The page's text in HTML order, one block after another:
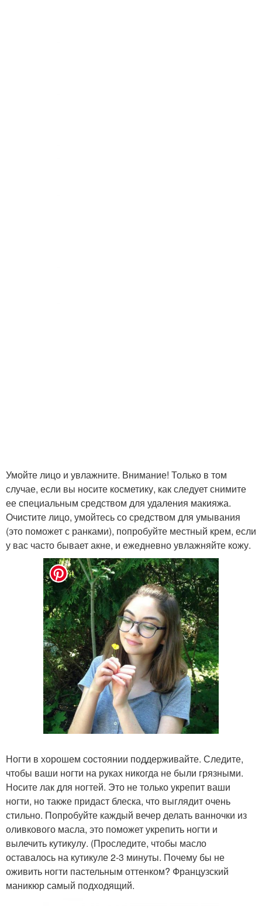
Умойте лицо и увлажните. Внимание! Только в том
случае, если вы носите косметику, как следует снимите
ее специальным средством для удаления макияжа.
Очистите лицо, умойтесь со средством для умывания
(это поможет с ранками), попробуйте местный крем, если
у вас часто бывает акне, и ежедневно увлажняйте кожу.
Ногти в хорошем состоянии поддерживайте. Следите,
чтобы ваши ногти на руках никогда не были грязными.
Носите лак для ногтей. Это не только укрепит ваши
ногти, но также придаст блеска, что выглядит очень
стильно. Попробуйте каждый вечер делать ванночки из
оливкового масла, это поможет укрепить ногти и
вылечить кутикулу. (Проследите, чтобы масло
оставалось на кутикуле 2-3 минуты. Почему бы не
оживить ногти пастельным оттенком? Французский
маникюр самый подходящий.